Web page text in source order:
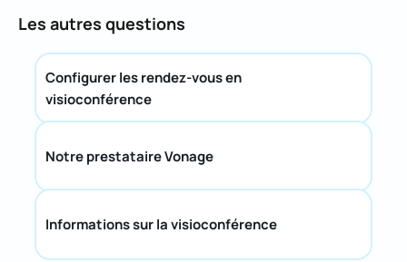
Les autres questions
Configurer les rendez-vous en
visioconférence
Notre prestataire Vonage
Informations sur la visioconférence